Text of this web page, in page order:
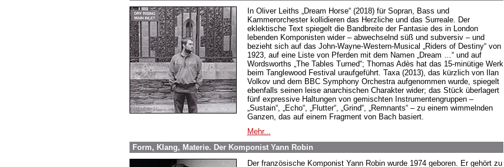
In Oliver Leiths „Dream Horse“ (2018) für Sopran, Bass und
Kammerorchester kollidieren das Herzliche und das Surreale. Der
eklektische Text spiegelt die Bandbreite der Fantasie des in London
lebenden Komponisten wider – abwechselnd süß und subversiv – und
bezieht sich auf das John-Wayne-Western-Musical „Riders of Destiny“ von
1923, auf eine Liste von Pferden mit dem Namen „Dream …“ und auf
Wordsworths „The Tables Turned“; Thomas Adès hat das 15-minütige Werk
beim Tanglewood Festival uraufgeführt. Taxa (2013), das kürzlich von Ilan
Volkov und dem BBC Symphony Orchestra aufgenommen wurde, spiegelt
ebenfalls seinen leise anarchischen Charakter wider; das Stück überlagert
fünf expressive Haltungen von gemischten Instrumentengruppen –
„Sustain“, „Echo“, „Flutter“, „Grind“, „Remnants“ – zu einem wimmelnden
Ganzen, das auf einem Fragment von Bach basiert.
Mehr...
Form, Klang, Materie. Der Komponist Yann Robin
Der französische Komponist Yann Robin wurde 1974 geboren. Er gehört zu